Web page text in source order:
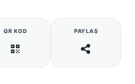
QR KOD PAYLAŞ